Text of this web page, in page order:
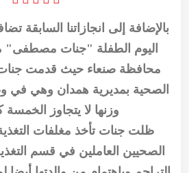
بالإضافة إلى انجازاتنا السابقة
اليوم الطفلة "جنات مصطفى"
محافظة صنعاء حيث قدمت جنات
الصحية بمديرية همدان وهي
وزنها لا يتجاوز الخمسة
ظلت جنات تأخذ مغلفات التغذية
الصحيين العاملين في قسم